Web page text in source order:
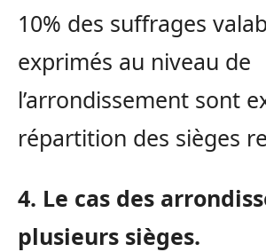
10% des suffrages
exprimés au niveau de
l’arrondissement sont
répartition des sièges
4. Le cas des
plusieurs sièges.